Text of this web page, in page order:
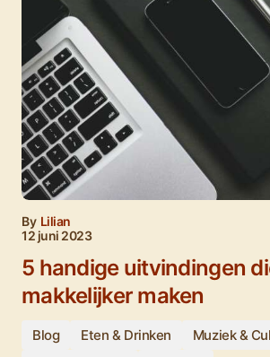
By Lilian
12 juni 2023
5 handige uitvindingen
makkelijker maken
Blog Eten & Drinken
Muziek &